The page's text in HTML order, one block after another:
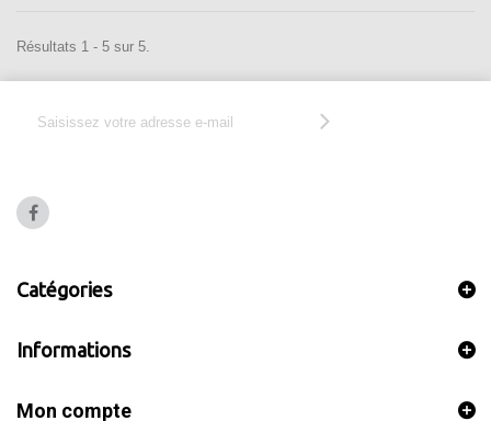
Résultats 1 - 5 sur 5.
Catégories
Informations
Mon compte